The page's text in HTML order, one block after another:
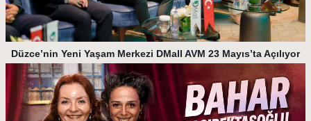
Düzce’nin Yeni Yaşam Merkezi DMall AVM 23 Mayıs’ta Açılıyor